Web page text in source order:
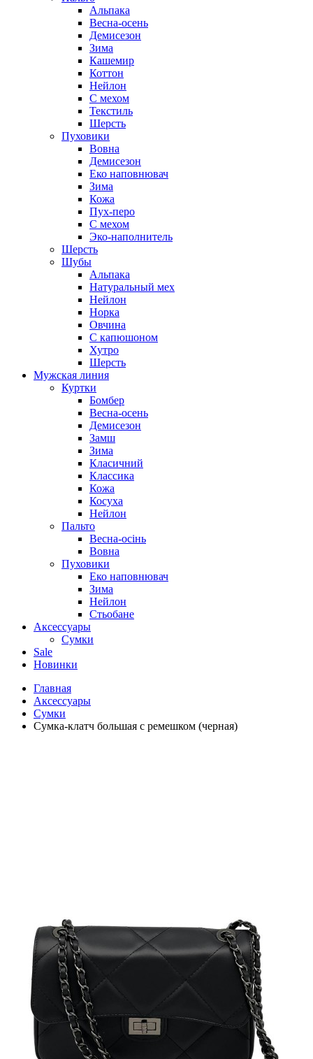
Альпака
Весна-осень
Демисезон
Зима
Кашемир
Коттон
Нейлон
С мехом
Текстиль
Шерсть
Пуховики
Вовна
Демисезон
Еко наповнювач
Зима
Кожа
Пух-перо
С мехом
Эко-наполнитель
Шерсть
Шубы
Альпака
Натуральный мех
Нейлон
Норка
Овчина
С капюшоном
Хутро
Шерсть
Мужская линия
Куртки
Бомбер
Весна-осень
Демисезон
Замш
Зима
Класичний
Классика
Кожа
Косуха
Нейлон
Пальто
Весна-осінь
Вовна
Пуховики
Еко наповнювач
Зима
Нейлон
Стьобане
Аксессуары
Сумки
Sale
Новинки
Главная
Аксессуары
Сумки
Сумка-клатч большая с ремешком (черная)